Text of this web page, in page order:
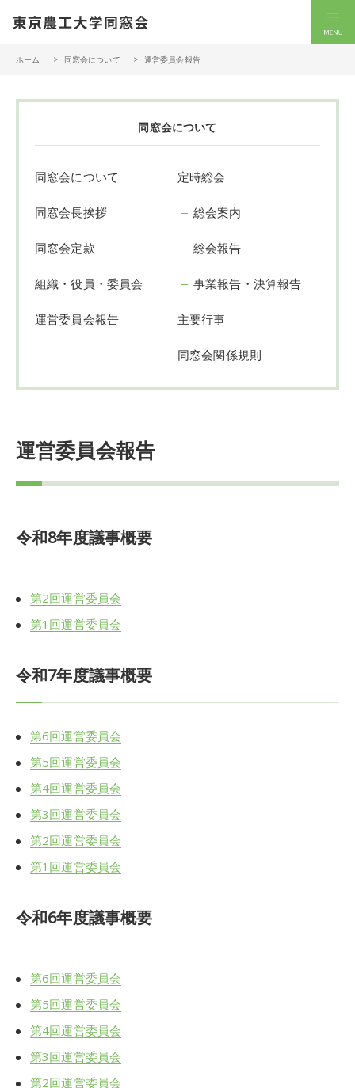
ホーム 同窓会について 運営委員会報告
同窓会について
同窓会について
同窓会長挨拶
同窓会定款
組織・役員・委員会
運営委員会報告
定時総会
総会案内
総会報告
事業報告・決算報告
主要行事
同窓会関係規則
運営委員会報告
令和8年度議事概要
第2回運営委員会
第1回運営委員会
令和7年度議事概要
第6回運営委員会
第5回運営委員会
第4回運営委員会
第3回運営委員会
第2回運営委員会
第1回運営委員会
令和6年度議事概要
第6回運営委員会
第5回運営委員会
第4回運営委員会
第3回運営委員会
第2回運営委員会